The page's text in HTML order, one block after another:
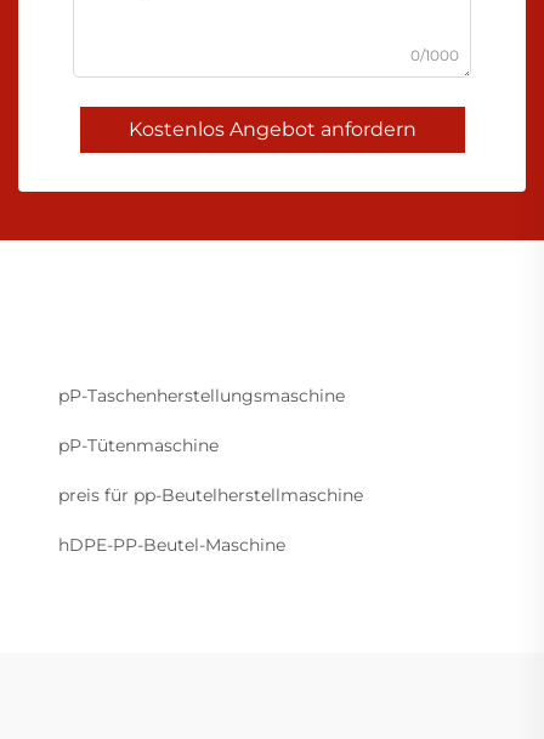
0/1000
Kostenlos Angebot anfordern
pP-Taschenherstellungsmaschine
pP-Tütenmaschine
preis für pp-Beutelherstellmaschine
hDPE-PP-Beutel-Maschine